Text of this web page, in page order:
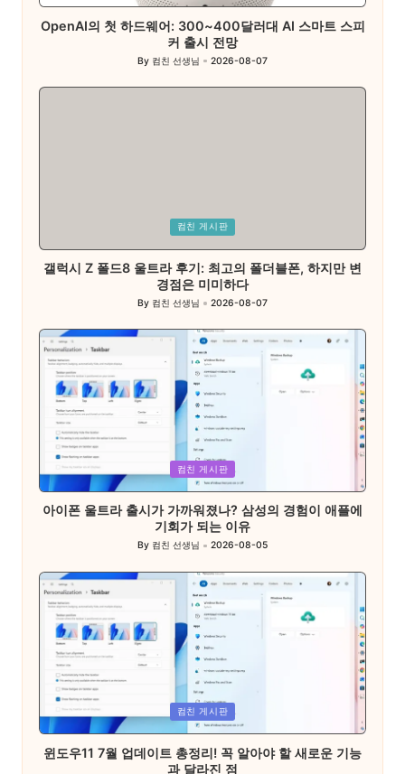
OpenAI의 첫 하드웨어: 300~400달러대 AI 스마트 스피
커 출시 전망
Posted
By 컴친 선생님 2026-08-07
컴친 게시판
갤럭시 Z 폴드8 울트라 후기: 최고의 폴더블폰, 하지만 변
경점은 미미하다
Posted
By 컴친 선생님 2026-08-07
Posted
in
컴친 게시판
아이폰 울트라 출시가 가까워졌나? 삼성의 경험이 애플에
기회가 되는 이유
Posted
By 컴친 선생님 2026-08-05
Posted
in
컴친 게시판
윈도우11 7월 업데이트 총정리! 꼭 알아야 할 새로운 기능
과 달라진 점